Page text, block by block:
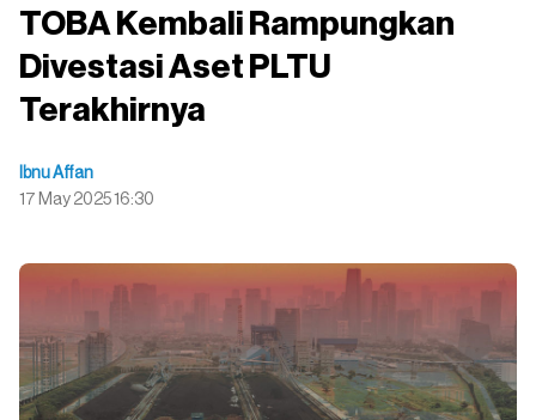
TOBA Kembali Rampungkan
Divestasi Aset PLTU
Terakhirnya
Ibnu Affan
17 May 2025 16:30